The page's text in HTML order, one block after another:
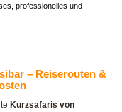
professionelles und
– Reiserouten &
Kurzsafaris von